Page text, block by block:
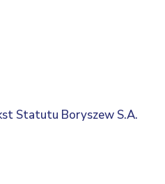
Statutu Boryszew S.A.